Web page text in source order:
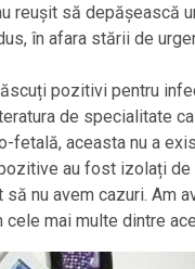
reușit să depășească
în afara stării de
pozitivi pentru
de specialitate
fetală, aceasta nu a
au fost izolați de
să nu avem cazuri. Am
cele mai multe dintre